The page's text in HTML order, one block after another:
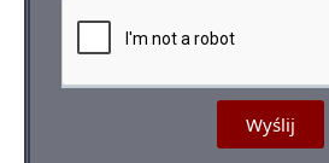
Wyślij